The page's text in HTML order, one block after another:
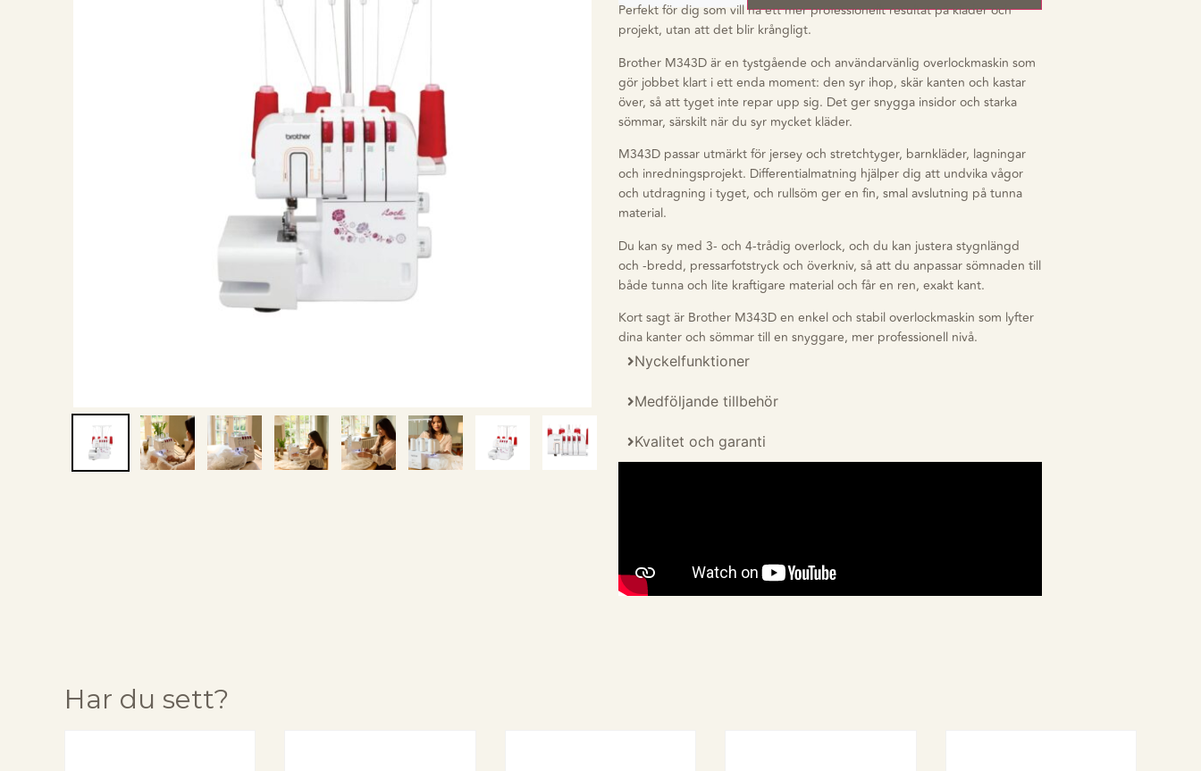
Perfekt för dig som vill ha ett mer professionellt resultat på kläder och
projekt, utan att det blir krångligt.
Brother M343D är en tystgående och användarvänlig overlockmaskin som
gör jobbet klart i ett enda moment: den syr ihop, skär kanten och kastar
över, så att tyget inte repar upp sig. Det ger snygga insidor och starka
sömmar, särskilt när du syr mycket kläder.
M343D passar utmärkt för jersey och stretchtyger, barnkläder, lagningar
och inredningsprojekt. Differentialmatning hjälper dig att undvika vågor
och utdragning i tyget, och rullsöm ger en fin, smal avslutning på tunna
material.
Du kan sy med 3- och 4-trådig overlock, och du kan justera stygnlängd
och -bredd, pressarfotstryck och överkniv, så att du anpassar sömnaden till
både tunna och lite kraftigare material och får en ren, exakt kant.
Kort sagt är Brother M343D en enkel och stabil overlockmaskin som lyfter
dina kanter och sömmar till en snyggare, mer professionell nivå.
Nyckelfunktioner
Medföljande tillbehör
Kvalitet och garanti
Har du sett?